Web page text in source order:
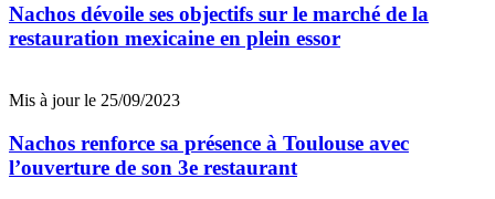
Nachos dévoile ses objectifs sur le marché de la
restauration mexicaine en plein essor
Mis à jour le 25/09/2023
Nachos renforce sa présence à Toulouse avec
l’ouverture de son 3e restaurant